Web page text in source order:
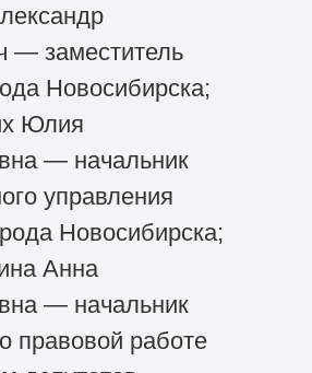
— заместитель
Новосибирска;
Юлия
— начальник
управления
Новосибирска;
Анна
— начальник
правовой работе